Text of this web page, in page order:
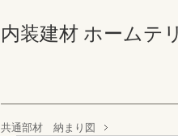
内装建材 ホームテ
共通部材 納まり図